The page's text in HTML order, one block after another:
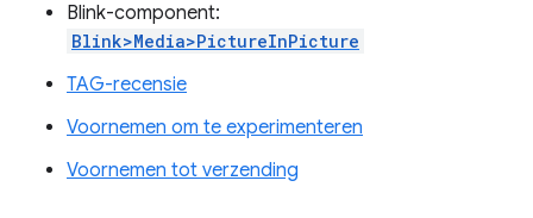
Blink-component:
Blink>Media>PictureInPicture
TAG-recensie
Voornemen om te experimenteren
Voornemen tot verzending